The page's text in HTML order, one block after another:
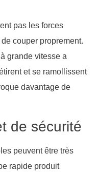
pas les forces
couper proprement.
grande vitesse a
et se ramollissent
davantage de
de sécurité
peuvent être très
rapide produit